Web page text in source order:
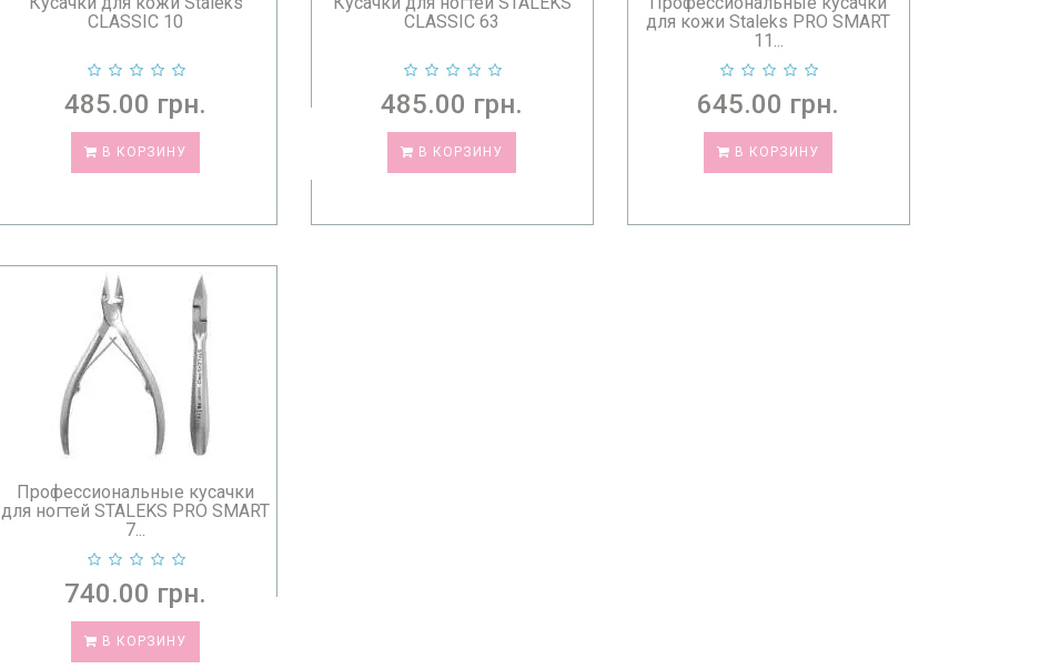
ПОЧЕМУ СТОИТ КУПИТЬ КУСАЧКИ В MED-LINE
проверенные профессионалами.
Преимущества покупки у нас:
официальная продукция;
Выбирайте профессиональные кусачки, которые прослужат вам годами — в Med-Line.
CLASSIC 10
485.00 грн.
В КОРЗИНУ
CLASSIC 63
485.00 грн.
В КОРЗИНУ
для кожи Staleks PRO SMART
11...
645.00 грн.
В КОРЗИНУ
Профессиональные кусачки
для ногтей STALEKS PRO SMART
7...
740.00 грн.
В КОРЗИНУ